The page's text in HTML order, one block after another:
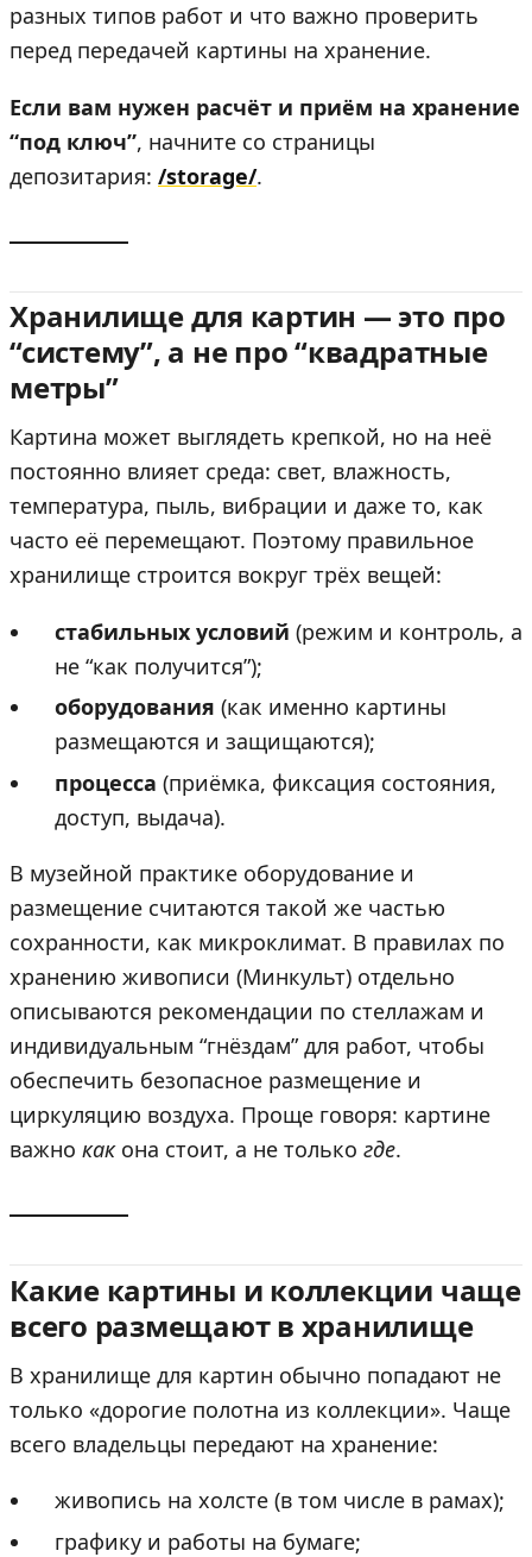
разных типов работ и что важно проверить
перед передачей картины на хранение.
Если вам нужен расчёт и приём на хранение
“под ключ”, начните со страницы
депозитария: /storage/.
Хранилище для картин — это про
“систему”, а не про “квадратные
метры”
Картина может выглядеть крепкой, но на неё
постоянно влияет среда: свет, влажность,
температура, пыль, вибрации и даже то, как
часто её перемещают. Поэтому правильное
хранилище строится вокруг трёх вещей:
стабильных условий (режим и контроль, а
не “как получится”);
оборудования (как именно картины
размещаются и защищаются);
процесса (приёмка, фиксация состояния,
доступ, выдача).
В музейной практике оборудование и
размещение считаются такой же частью
сохранности, как микроклимат. В правилах по
хранению живописи (Минкульт) отдельно
описываются рекомендации по стеллажам и
индивидуальным “гнёздам” для работ, чтобы
обеспечить безопасное размещение и
циркуляцию воздуха. Проще говоря: картине
важно какона стоит, а не только где.
Какие картины и коллекции чаще
всего размещают в хранилище
В хранилище для картин обычно попадают не
только «дорогие полотна из коллекции». Чаще
всего владельцы передают на хранение:
живопись на холсте (в том числе в рамах);
графику и работы на бумаге;